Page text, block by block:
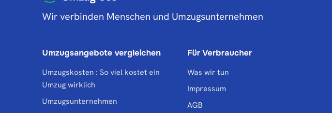
Wir verbinden Menschen und Umzugsunternehmen
Umzugsangebote vergleichen
Umzugskosten : So viel kostet ein
Umzug wirklich
Umzugsunternehmen
Für Verbraucher
Was wir tun
Impressum
AGB